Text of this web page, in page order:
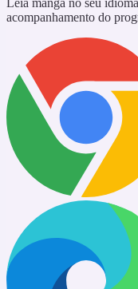
Leia mangá no seu
acompanhamento do